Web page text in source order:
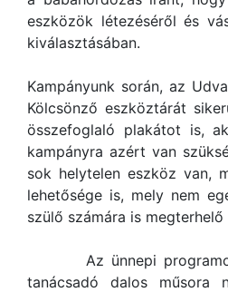
eszközök létezéséről és
kiválasztásában.
Kampányunk során, az
Kölcsönző eszköztárát
összefoglaló plakátot is,
kampányra azért van
sok helytelen eszköz van,
lehetősége is, mely nem
szülő számára is megterhelő
Az ünnepi programot
tanácsadó dalos műsora